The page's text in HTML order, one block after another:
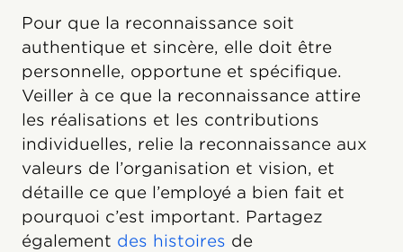
Pour que la reconnaissance soit
authentique et sincère, elle doit être
personnelle, opportune et spécifique.
Veiller à ce que la reconnaissance attire
les réalisations et les contributions
individuelles, relie la reconnaissance aux
valeurs de l’organisation et vision, et
détaille ce que l’employé a bien fait et
pourquoi c’est important. Partagez
également des histoires de